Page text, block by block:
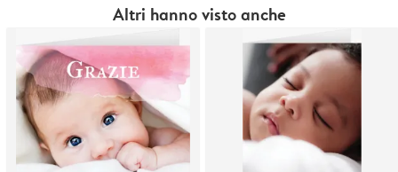
Altri hanno visto anche